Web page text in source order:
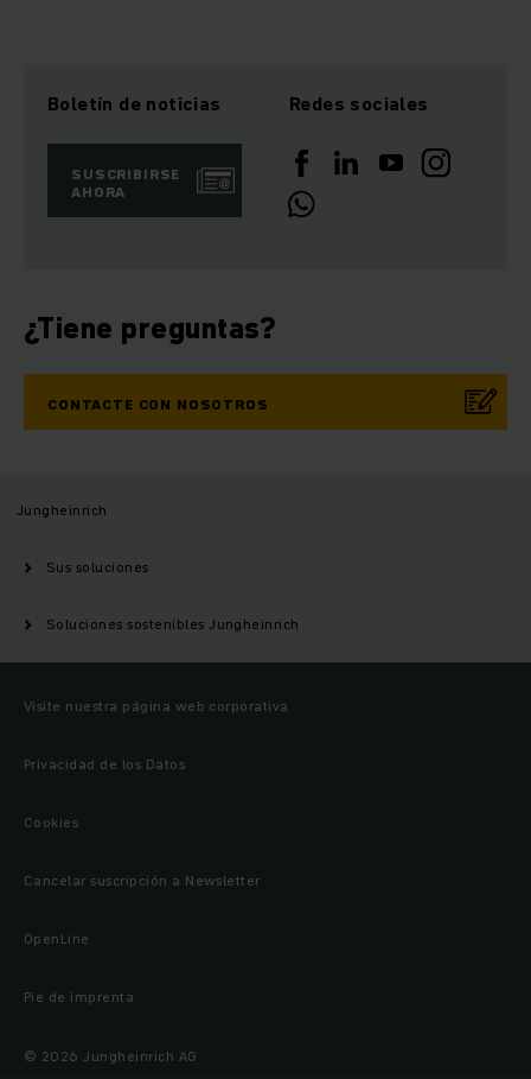
Boletín de noticias
SUSCRIBIRSE
AHORA
Redes sociales
¿Tiene preguntas?
CONTACTE CON NOSOTROS
Jungheinrich
Sus soluciones
Soluciones sostenibles Jungheinrich
Visite nuestra página web corporativa
Privacidad de los Datos
Cookies
Cancelar suscripción a Newsletter
OpenLine
Pie de imprenta
© 2026 Jungheinrich AG